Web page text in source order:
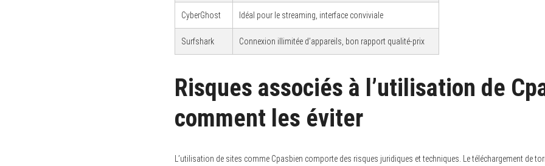
CyberGhost Idéal pour le streaming, interface conviviale
Surfshark Connexion illimitée d’appareils, bon rapport qualité-prix
Risques associés à l’utilisation de
comment les éviter
L’utilisation de sites comme Cpasbien comporte des risques juridiques et techniques. Le téléchargement de